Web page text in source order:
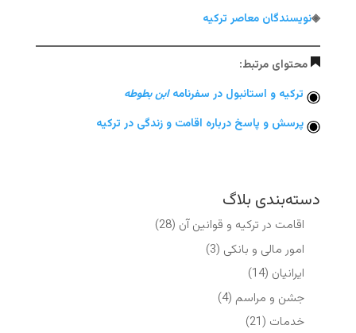
◈نویسندگان معاصر ترکیه
محتوای مرتبط:
ترکیه و استانبول در سفرنامهابنبطوطه
پرسش و پاسخ درباره اقامت و زندگی در ترکیه
دسته‌بندی بلاگ
اقامت در ترکیه و قوانین آن (28)
امور مالی و بانکی (3)
ایرانیان (14)
جشن و مراسم (4)
خدمات (21)